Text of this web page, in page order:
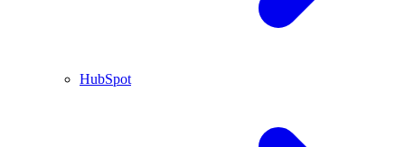
HubSpot